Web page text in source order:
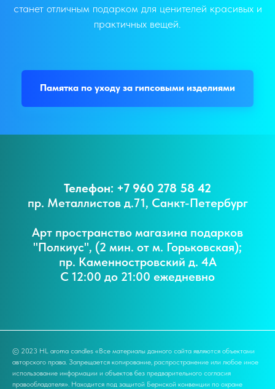
станет отличным подарком для ценителей красивых и
практичных вещей.
Памятка по уходу за гипсовыми изделиями
Телефон: +7 960 278 58 42
пр. Металлистов д.71, Санкт-Петербург
Арт пространство магазина подарков
"Полкиус", (2 мин. от м. Горьковская);
пр. Каменностровский д. 4А
С 12:00 до 21:00 ежедневно
© 2023 HL aroma candles «Все материалы данного сайта являются объектами
авторского права. Запрещается копирование, распространение или любое иное
использование информации и объектов без предварительного согласия
правообладателя». Находится под защитой Бернской конвенции по охране